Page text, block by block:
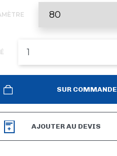
SUR COMMANDE
AJOUTER AU DEVIS